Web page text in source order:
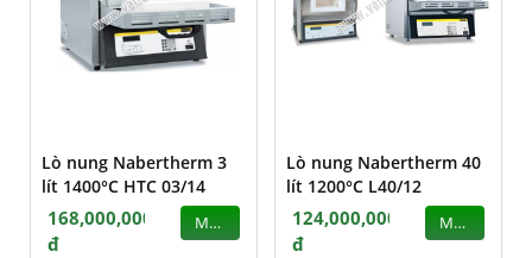
Lò nung Nabertherm 3
lít 1400°C HTC 03/14
168,000,000
đ
MUA
Lò nung Nabertherm 40
lít 1200°C L40/12
124,000,000
đ
MUA